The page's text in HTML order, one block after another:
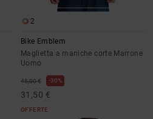
2
Bike Emblem
Maglietta a maniche corte Marrone
Uomo
45,00 € 30%
31,50 €
OFFERTE